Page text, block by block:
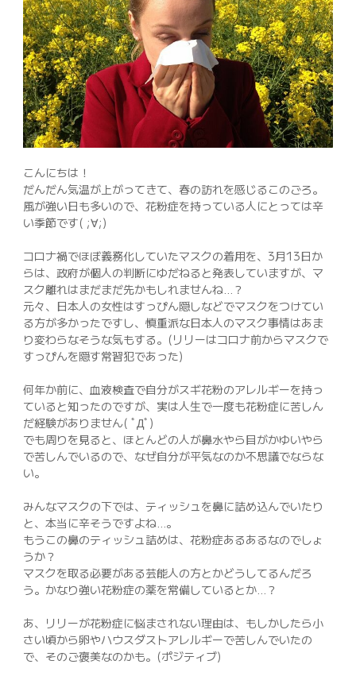
OPEN : 9:00〜18:00
CLOSED : 年末年始
042-398-1717
※営業電話はお控えください。
こんにちは！
だんだん気温が上がってきて、春の訪れを感じるこのごろ。
風が強い日も多いので、花粉症を持っている人にとっては辛
い季節です( ;∀;)
コロナ禍でほぼ義務化していたマスクの着用を、3月13日か
らは、政府が個人の判断にゆだねると発表していますが、マ
スク離れはまだまだ先かもしれませんね…？
元々、日本人の女性はすっぴん隠しなどでマスクをつけてい
る方が多かったですし、慎重派な日本人のマスク事情はあま
り変わらなそうな気もする。(リリーはコロナ前からマスクで
すっぴんを隠す常習犯であった)
何年か前に、血液検査で自分がスギ花粉のアレルギーを持っ
ていると知ったのですが、実は人生で一度も花粉症に苦しん
だ経験がありません( ﾟДﾟ)
でも周りを見ると、ほとんどの人が鼻水やら目がかゆいやら
で苦しんでいるので、なぜ自分が平気なのか不思議でならな
い。
みんなマスクの下では、ティッシュを鼻に詰め込んでいたり
と、本当に辛そうですよね…。
もうこの鼻のティッシュ詰めは、花粉症あるあるなのでしょ
うか？
マスクを取る必要がある芸能人の方とかどうしてるんだろ
う。かなり強い花粉症の薬を常備しているとか…？
あ、リリーが花粉症に悩まされない理由は、もしかしたら小
さい頃から卵やハウスダストアレルギーで苦しんでいたの
で、そのご褒美なのかも。(ポジティブ)